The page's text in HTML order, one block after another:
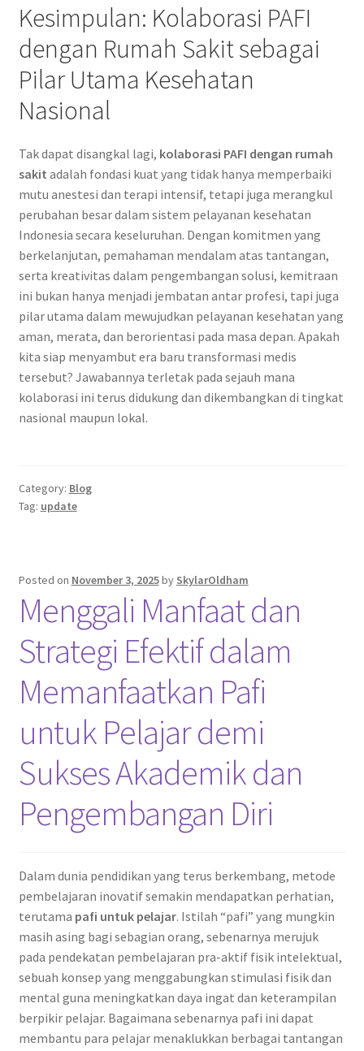
Kesimpulan: Kolaborasi PAFI
dengan Rumah Sakit sebagai
Pilar Utama Kesehatan
Nasional
Tak dapat disangkal lagi, kolaborasi PAFI dengan rumah
sakit adalah fondasi kuat yang tidak hanya memperbaiki
mutu anestesi dan terapi intensif, tetapi juga merangkul
perubahan besar dalam sistem pelayanan kesehatan
Indonesia secara keseluruhan. Dengan komitmen yang
berkelanjutan, pemahaman mendalam atas tantangan,
serta kreativitas dalam pengembangan solusi, kemitraan
ini bukan hanya menjadi jembatan antar profesi, tapi juga
pilar utama dalam mewujudkan pelayanan kesehatan yang
aman, merata, dan berorientasi pada masa depan. Apakah
kita siap menyambut era baru transformasi medis
tersebut? Jawabannya terletak pada sejauh mana
kolaborasi ini terus didukung dan dikembangkan di tingkat
nasional maupun lokal.
Category: Blog
Tag: update
Posted on November 3, 2025by SkylarOldham
Menggali Manfaat dan
Strategi Efektif dalam
Memanfaatkan Pafi
untuk Pelajar demi
Sukses Akademik dan
Pengembangan Diri
Dalam dunia pendidikan yang terus berkembang, metode
pembelajaran inovatif semakin mendapatkan perhatian,
terutama pafi untuk pelajar. Istilah “pafi” yang mungkin
masih asing bagi sebagian orang, sebenarnya merujuk
pada pendekatan pembelajaran pra-aktif fisik intelektual,
sebuah konsep yang menggabungkan stimulasi fisik dan
mental guna meningkatkan daya ingat dan keterampilan
berpikir pelajar. Bagaimana sebenarnya pafi ini dapat
membantu para pelajar menaklukkan berbagai tantangan